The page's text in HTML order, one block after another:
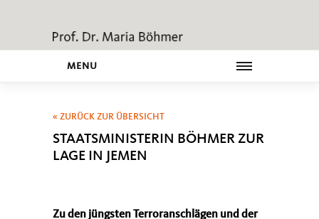
MENU
« ZURÜCK ZUR ÜBERSICHT
STAATSMINISTERIN BÖHMER ZUR
LAGE IN JEMEN
Zu den jüngsten Terroranschlägen und der